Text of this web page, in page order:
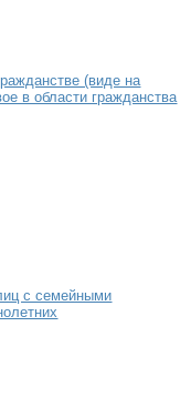
(виде на
в области гражданства
с семейными